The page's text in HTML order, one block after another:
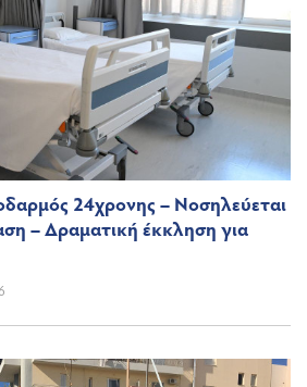
24χρονης – Νοσηλεύεται
– Δραματική έκκληση για